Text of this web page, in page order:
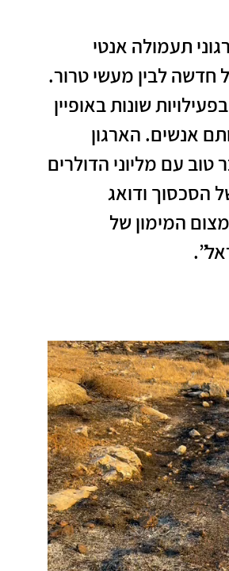
תעמולה אנטי
חדשה לבין מעשי טרור.
שונות באופיין
אנשים. הארגון
עם מליוני הדולרים
הסכסוך ודואג
המימון של